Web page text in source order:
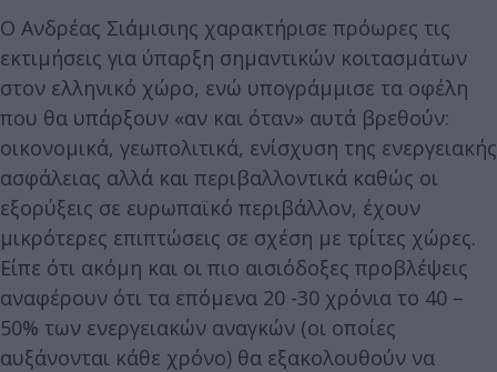
Ο Ανδρέας Σιάμισιης χαρακτήρισε πρόωρες τις
εκτιμήσεις για ύπαρξη σημαντικών κοιτασμάτων
στον ελληνικό χώρο, ενώ υπογράμμισε τα οφέλη
που θα υπάρξουν «αν και όταν» αυτά βρεθούν:
οικονομικά, γεωπολιτικά, ενίσχυση της ενεργειακής
ασφάλειας αλλά και περιβαλλοντικά καθώς οι
εξορύξεις σε ευρωπαϊκό περιβάλλον, έχουν
μικρότερες επιπτώσεις σε σχέση με τρίτες χώρες.
Είπε ότι ακόμη και οι πιο αισιόδοξες προβλέψεις
αναφέρουν ότι τα επόμενα 20 -30 χρόνια το 40 –
50% των ενεργειακών αναγκών (οι οποίες
αυξάνονται κάθε χρόνο) θα εξακολουθούν να